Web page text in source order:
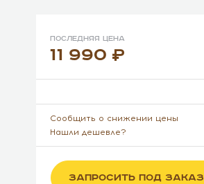
Последняя цена
11 990
Сообщить о снижении цены
Нашли дешевле?
ЗАПРОСИТЬ ПОД ЗАКАЗ